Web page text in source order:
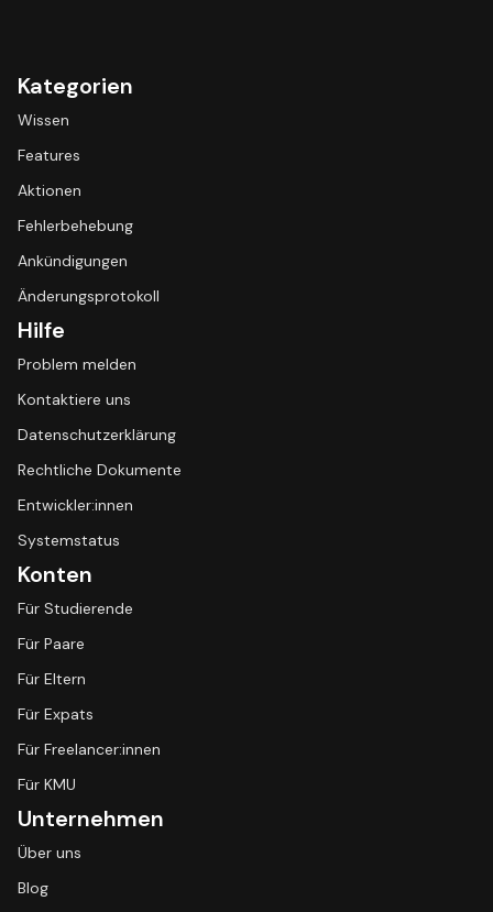
Kategorien
Wissen
Features
Aktionen
Fehlerbehebung
Ankündigungen
Änderungsprotokoll
Hilfe
Problem melden
Kontaktiere uns
Datenschutzerklärung
Rechtliche Dokumente
Entwickler:innen
Systemstatus
Konten
Für Studierende
Für Paare
Für Eltern
Für Expats
Für Freelancer:innen
Für KMU
Unternehmen
Über uns
Blog